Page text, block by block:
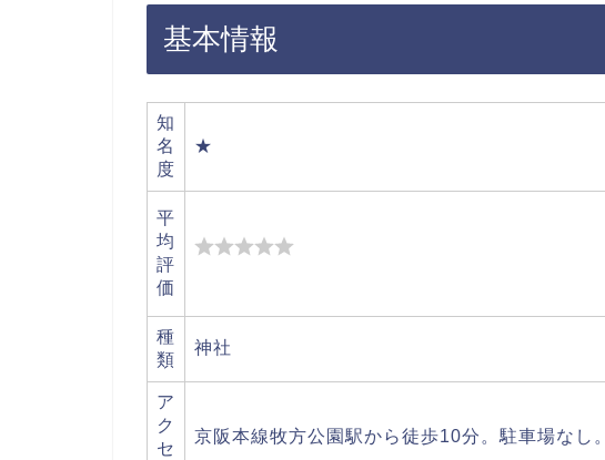
基本情報
知
名
度
★
平
均
評
価
種
類
神社
ア
ク
セ
京阪本線牧方公園駅から徒歩10分。駐車場なし。